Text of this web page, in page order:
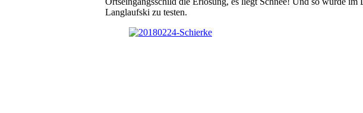
Langlaufski zu testen.